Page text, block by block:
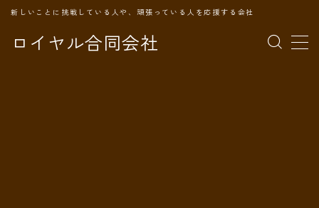
ロイヤル合同会社
新しいことに挑戦している人や、頑張っている人を応援する会社
MENU